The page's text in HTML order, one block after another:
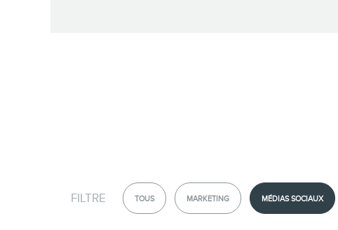
FILTRE TOUS MARKETING MÉDIAS SOCIAUX